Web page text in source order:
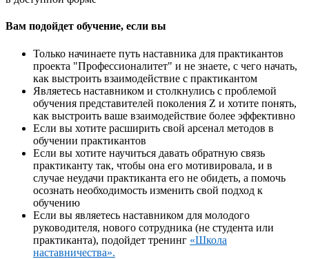
Вам подойдет обучение, если вы
Только начинаете путь наставника для практикантов
проекта "Профессионалитет" и не знаете, с чего начать,
как выстроить взаимодействие с практикантом
Являетесь наставником и столкнулись с проблемой
обучения представителей поколения Z и хотите понять,
как выстроить ваше взаимодействие более эффективно
Если вы хотите расширить свой арсенал методов в
обучении практикантов
Если вы хотите научиться давать обратную связь
практиканту так, чтобы она его мотивировала, и в
случае неудачи практиканта его не обидеть, а помочь
осознать необходимость изменить свой подход к
обучению
Если вы являетесь наставником для молодого
руководителя, нового сотрудника (не студента или
практиканта), подойдет тренинг «Школа
наставничества».